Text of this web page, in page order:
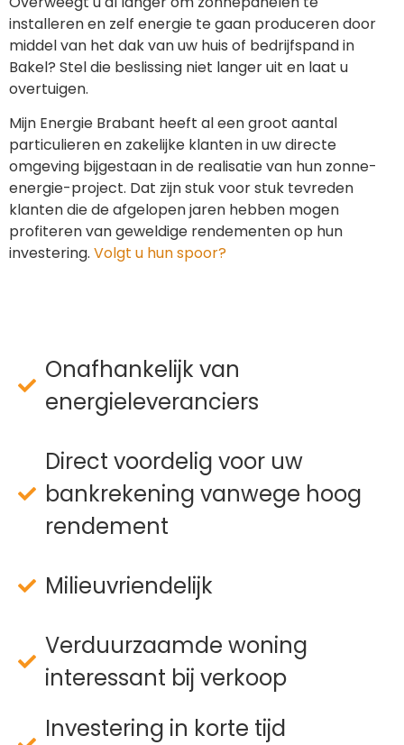
installeren en zelf energie te gaan produceren door
middel van het dak van uw huis of bedrijfspand in
Bakel? Stel die beslissing niet langer uit en laat u
overtuigen.
Mijn Energie Brabant heeft al een groot aantal
particulieren en zakelijke klanten in uw directe
omgeving bijgestaan in de realisatie van hun zonne-
energie-project. Dat zijn stuk voor stuk tevreden
klanten die de afgelopen jaren hebben mogen
profiteren van geweldige rendementen op hun
investering. Volgt u hun spoor?
Onafhankelijk van
energieleveranciers
Direct voordelig voor uw
bankrekening vanwege hoog
rendement
Milieuvriendelijk
Verduurzaamde woning
interessant bij verkoop
Investering in korte tijd